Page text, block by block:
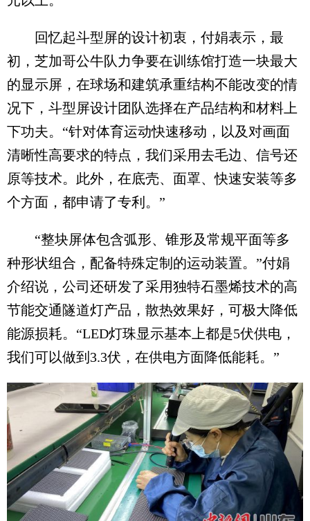
回忆起斗型屏的设计初衷，付娟表示，最
初，芝加哥公牛队力争要在训练馆打造一块最大
的显示屏，在球场和建筑承重结构不能改变的情
况下，斗型屏设计团队选择在产品结构和材料上
下功夫。“针对体育运动快速移动，以及对画面
清晰性高要求的特点，我们采用去毛边、信号还
原等技术。此外，在底壳、面罩、快速安装等多
个方面，都申请了专利。”
“整块屏体包含弧形、锥形及常规平面等多
种形状组合，配备特殊定制的运动装置。”付娟
介绍说，公司还研发了采用独特石墨烯技术的高
节能交通隧道灯产品，散热效果好，可极大降低
能源损耗。“LED灯珠显示基本上都是5伏供电，
我们可以做到3.3伏，在供电方面降低能耗。”